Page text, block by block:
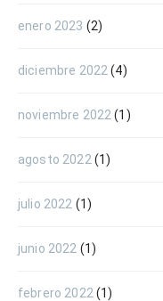
enero 2023 (2)
diciembre 2022 (4)
noviembre 2022 (1)
agosto 2022 (1)
julio 2022 (1)
junio 2022 (1)
febrero 2022 (1)